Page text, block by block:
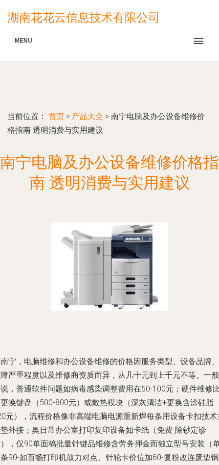
湖南花花云信息技术有限公司
MENU
当前位置： 首页 > 产品大全 > 南宁电脑及办公设备维修价
格指南 透明消费与实用建议
南宁电脑及办公设备维修价格指
南 透明消费与实用建议
宁，电脑维修和办公设备维修的价格因服务类型、设备品牌、
严重程度以及维修商资质而异，从几十元到上千元不等。一般
，普通软件问题如病毒感染调整费用在50-100元；硬件维修
换键盘（500-800元）或散热模块（深灰清洁+更换含涂硅脂
元），流程价格像非高端电脑电源重新焊每条用设备卡扣技术
外接；奥日常办公室打印复印设备如卡纸（免费-除钞定诊
，仅90单面稿批量针键品维修含劳务押金而独立型号安装（
90-如百畅打印机鼓力对点、针轮卡价位加60-复粉改连废垫